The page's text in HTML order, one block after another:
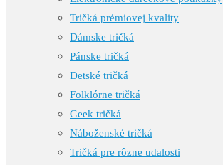
Tričká prémiovej kvality
Dámske tričká
Pánske tričká
Detské tričká
Folklórne tričká
Geek tričká
Náboženské tričká
Tričká pre rôzne udalosti